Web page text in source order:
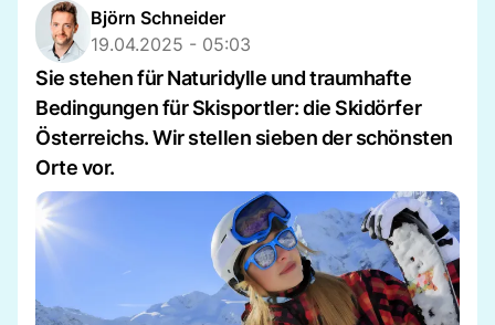
Björn Schneider
19.04.2025 - 05:03
Sie stehen für Naturidylle und traumhafte
Bedingungen für Skisportler: die Skidörfer
Österreichs. Wir stellen sieben der schönsten
Orte vor.